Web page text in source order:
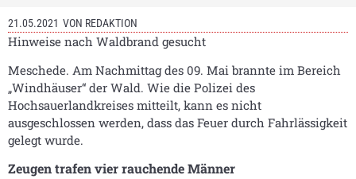
21.05.2021 VON REDAKTION
Hinweise nach Waldbrand gesucht
Meschede. Am Nachmittag des 09. Mai brannte im Bereich
„Windhäuser“ der Wald. Wie die Polizei des
Hochsauerlandkreises mitteilt, kann es nicht
ausgeschlossen werden, dass das Feuer durch Fahrlässigkeit
gelegt wurde.
Zeugen trafen vier rauchende Männer